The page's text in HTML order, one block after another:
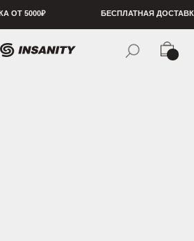
БЕСПЛАТНАЯ ДОСТАВКА ОТ 5000₽